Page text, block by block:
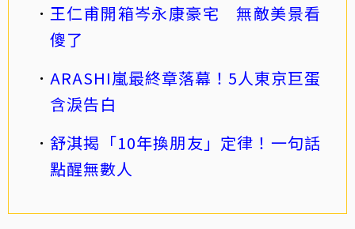
王仁甫開箱岑永康豪宅 無敵美景看
傻了
ARASHI嵐最終章落幕！5人東京巨蛋
含淚告白
舒淇揭「10年換朋友」定律！一句話
點醒無數人